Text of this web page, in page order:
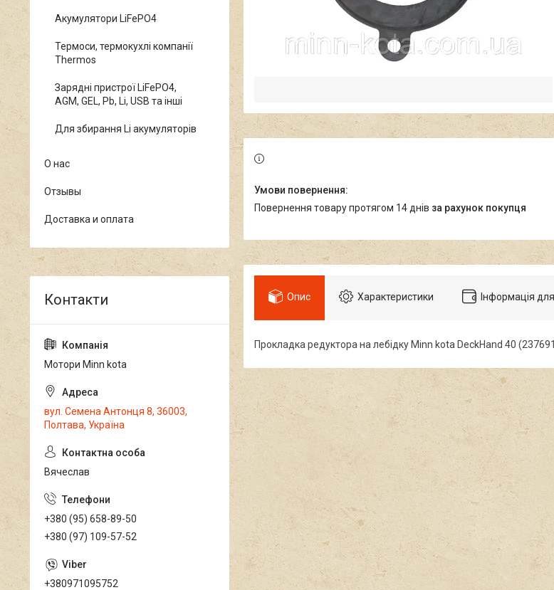
повернення товару протягом 14 днів за рахунок покупця
Опис Характеристики Інформація
Прокладка редуктора на лебідку Minn kota DeckHand 40
Акумулятори LiFePO4
Термоси, термокухлі компанії
Thermos
Зарядні пристрої LiFePO4,
AGM, GEL, Pb, Li, USB та інші
Для збирання Li акумуляторів
О нас
Отзывы
Доставка и оплата
Мотори Minn kota
вул. Семена Антонця 8, 36003,
Полтава, Україна
Вячеслав
+380 (95) 658-89-50
+380 (97) 109-57-52
+380971095752